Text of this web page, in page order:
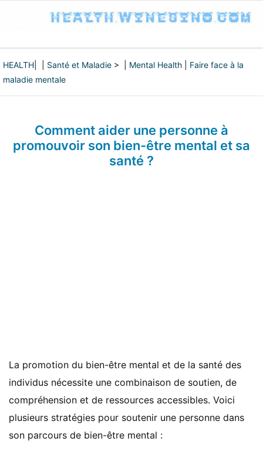
HEALTH Santé et Maladie > | Mental Health
Faire face à la
maladie mentale
Comment aider une personne à
promouvoir son bien-être mental et sa
santé ?
La promotion du bien-être mental et de la santé des
individus nécessite une combinaison de soutien, de
compréhension et de ressources accessibles. Voici
plusieurs stratégies pour soutenir une personne dans
son parcours de bien-être mental :